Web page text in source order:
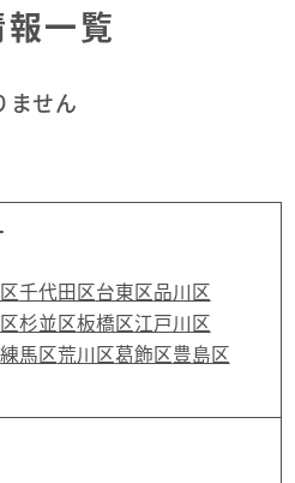
千代田区台東区品川区
杉並区板橋区江戸川区
練馬区荒川区葛飾区豊島区
一覧
ません